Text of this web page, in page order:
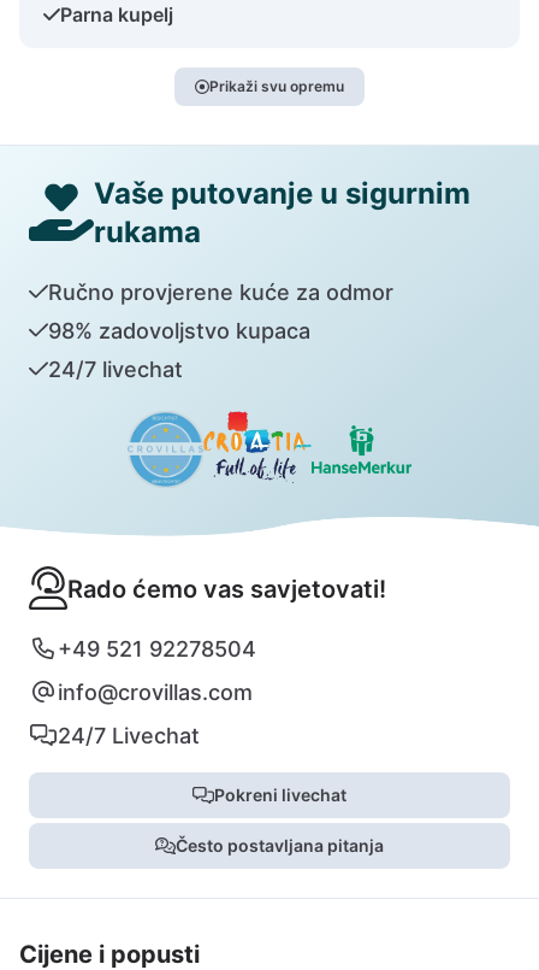
Parna kupelj
Prikaži svu opremu
Vaše putovanje u sigurnim
rukama
Ručno provjerene kuće za odmor
98% zadovoljstvo kupaca
24/7 livechat
Rado ćemo vas savjetovati!
+49 521 92278504
info@crovillas.com
24/7 Livechat
Pokreni livechat
Često postavljana pitanja
Cijene i popusti